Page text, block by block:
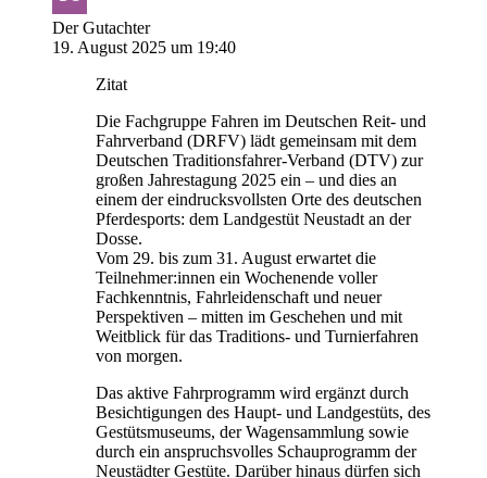
Der Gutachter
19. August 2025 um 19:40
Zitat
Die Fachgruppe Fahren im Deutschen Reit- und
Fahrverband (DRFV) lädt gemeinsam mit dem
Deutschen Traditionsfahrer-Verband (DTV) zur
großen Jahrestagung 2025 ein – und dies an
einem der eindrucksvollsten Orte des deutschen
Pferdesports: dem Landgestüt Neustadt an der
Dosse.
Vom 29. bis zum 31. August erwartet die
Teilnehmer:innen ein Wochenende voller
Fachkenntnis, Fahrleidenschaft und neuer
Perspektiven – mitten im Geschehen und mit
Weitblick für das Traditions- und Turnierfahren
von morgen.
Das aktive Fahrprogramm wird ergänzt durch
Besichtigungen des Haupt- und Landgestüts, des
Gestütsmuseums, der Wagensammlung sowie
durch ein anspruchsvolles Schauprogramm der
Neustädter Gestüte. Darüber hinaus dürfen sich